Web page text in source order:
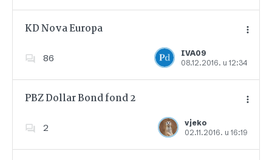
KD Nova Europa
86
IVA09
08.12.2016. u 12:34
Dodajte u favorite
PBZ Dollar Bond fond 2
2
vjeko
02.11.2016. u 16:19
Dodajte u favorite